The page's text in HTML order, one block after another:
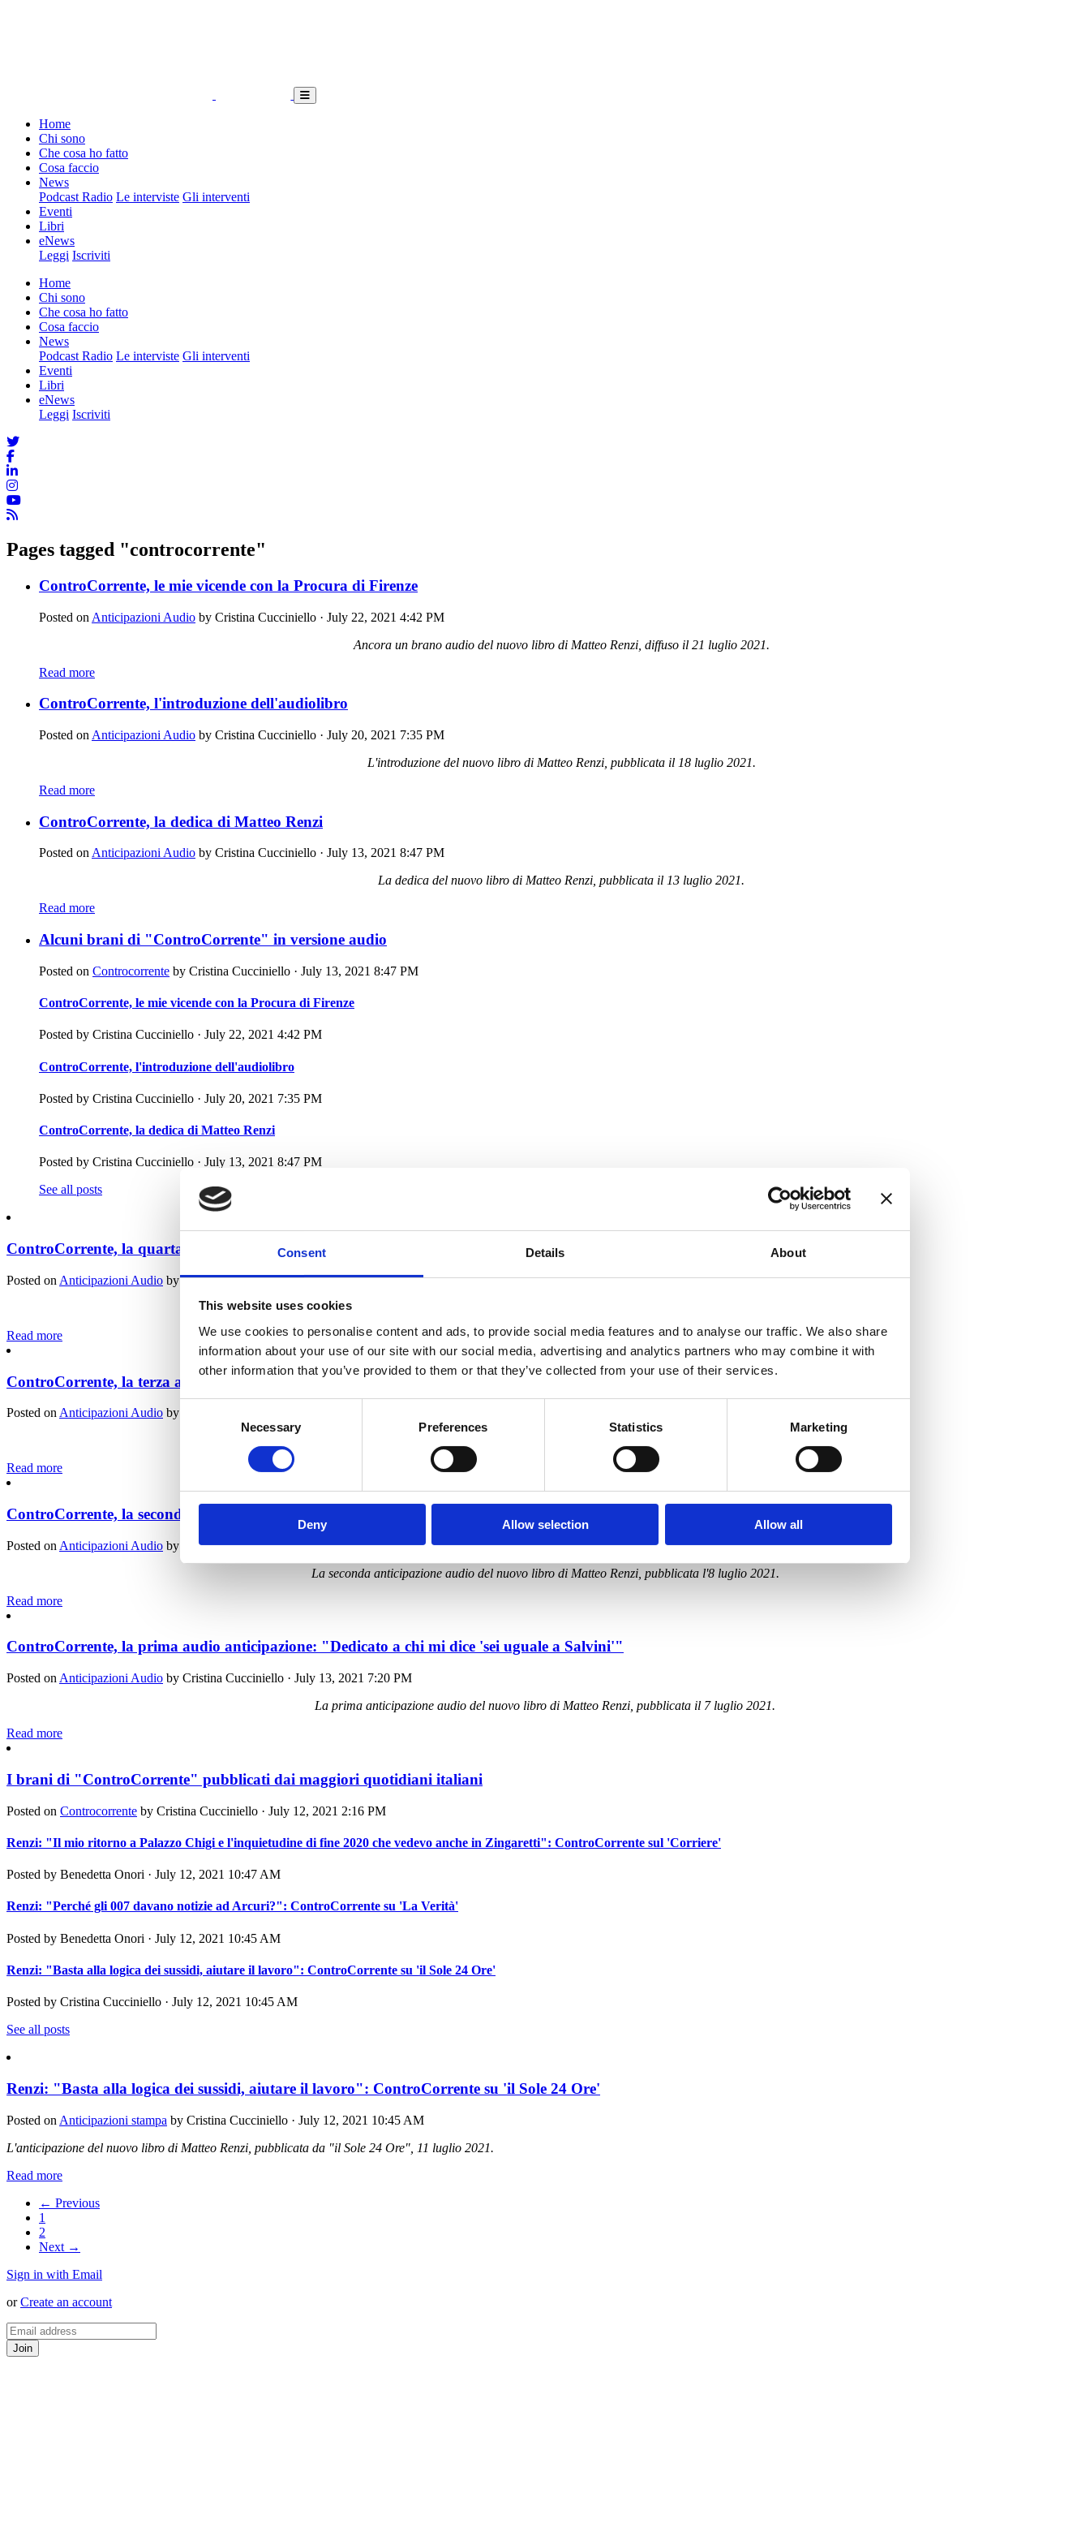
Consent Details About
This website uses cookies
We use cookies to personalise content and ads, to provide social media features and to analyse our traffic. We also share
information about your use of our site with our social media, advertising and analytics partners who may combine it with
other information that you’ve provided to them or that they’ve collected from your use of their services.
Necessary Preferences Statistics Marketing
Deny Allow selection Allow all
Home
Chi sono
Che cosa ho fatto
Cosa faccio
News
Podcast Radio Le interviste Gli interventi
Eventi
Libri
eNews
Leggi Iscriviti
Home
Chi sono
Che cosa ho fatto
Cosa faccio
News
Podcast Radio Le interviste Gli interventi
Eventi
Libri
eNews
Leggi Iscriviti
Pages tagged "controcorrente"
ControCorrente, le mie vicende con la Procura di Firenze
Posted on Anticipazioni Audio by Cristina Cucciniello · July 22, 2021 4:42 PM
Ancora un brano audio del nuovo libro di Matteo Renzi, diffuso il 21 luglio 2021.
Read more
ControCorrente, l'introduzione dell'audiolibro
Posted on Anticipazioni Audio by Cristina Cucciniello · July 20, 2021 7:35 PM
L'introduzione del nuovo libro di Matteo Renzi, pubblicata il 18 luglio 2021.
Read more
ControCorrente, la dedica di Matteo Renzi
Posted onAnticipazioni Audio by Cristina Cucciniello · July 13, 2021 8:47 PM
La dedica del nuovo libro di Matteo Renzi, pubblicata il 13 luglio 2021.
Read more
Alcuni brani di "ControCorrente" in versione audio
Posted on Controcorrente by Cristina Cucciniello · July 13, 2021 8:47 PM
ControCorrente, le mie vicende con la Procura di Firenze
Posted by Cristina Cucciniello · July 22, 2021 4:42 PM
ControCorrente, l'introduzione dell'audiolibro
Posted by Cristina Cucciniello · July 20, 2021 7:35 PM
ControCorrente, la dedica di Matteo Renzi
Posted by Cristina Cucciniello · July 13, 2021 8:47 PM
See all posts
ControCorrente, la quarta audio anticipazione: "Letta. dalle tasse al mandolino"
Posted on Anticipazioni Audio byCristina Cucciniello· July 13, 2021 8:31 PM
La quarta anticipazione audio del nuovo libro di Matteo Renzi, pubblicata il 10 luglio 2021.
Read more
ControCorrente, la terza audio anticipazione: "A proposito di giustizia"
Posted on Anticipazioni Audio by
Read more
ControCorrente, la seconda audio anticipazione: "I rapporti fra Conte e Trump"
Posted on Anticipazioni Audio by Cristina Cucciniello· July 13, 2021 7:30 PM
La seconda anticipazione audio del nuovo libro di Matteo Renzi, pubblicata l'8 luglio 2021.
Read more
ControCorrente, la prima audio anticipazione: "Dedicato a chi mi dice 'sei uguale a Salvini'"
Posted on Anticipazioni Audio by Cristina Cucciniello · July 13, 2021 7:20 PM
La prima anticipazione audio del nuovo libro di Matteo Renzi, pubblicata il 7 luglio 2021.
Read more
I brani di "ControCorrente" pubblicati dai maggiori quotidiani italiani
Posted on Controcorrente by Cristina Cucciniello · July 12, 2021 2:16 PM
Renzi: "Il mio ritorno a Palazzo Chigi e l'inquietudine di fine 2020 che vedevo anche in Zingaretti": ControCorrente sul 'Corriere'
Posted by Benedetta Onori · July 12, 2021 10:47 AM
Renzi: "Perché gli 007 davano notizie ad Arcuri?": ControCorrente su 'La Verità'
Posted by Benedetta Onori · July 12, 2021 10:45 AM
Renzi: "Basta alla logica dei sussidi, aiutare il lavoro": ControCorrente su 'il Sole 24 Ore'
Posted by Cristina Cucciniello · July 12, 2021 10:45 AM
See all posts
Renzi: "Basta alla logica dei sussidi, aiutare il lavoro": ControCorrente su 'il Sole 24 Ore'
Posted on Anticipazioni stampa by Cristina Cucciniello · July 12, 2021 10:45 AM
L'anticipazione del nuovo libro di Matteo Renzi, pubblicata da "il Sole 24 Ore", 11 luglio 2021.
Read more
← Previous
1
2
Next →
Sign in with Email
orCreate an account